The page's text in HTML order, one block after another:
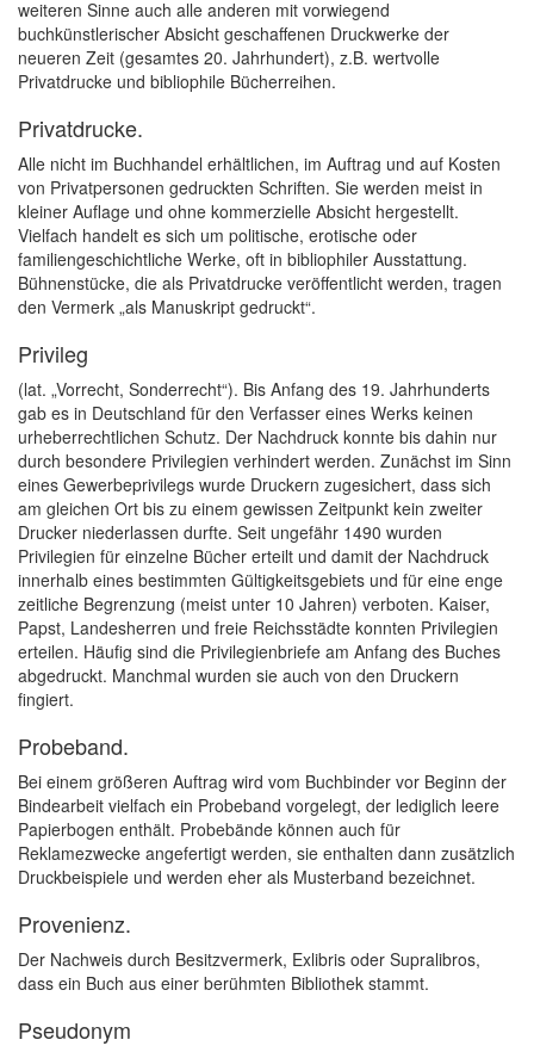
weiteren Sinne auch alle anderen mit vorwiegend
buchkünstlerischer Absicht geschaffenen Druckwerke der
neueren Zeit (gesamtes 20. Jahrhundert), z.B. wertvolle
Privatdrucke und bibliophile Bücherreihen.
Privatdrucke.
Alle nicht im Buchhandel erhältlichen, im Auftrag und auf Kosten
von Privatpersonen gedruckten Schriften. Sie werden meist in
kleiner Auflage und ohne kommerzielle Absicht hergestellt.
Vielfach handelt es sich um politische, erotische oder
familiengeschichtliche Werke, oft in bibliophiler Ausstattung.
Bühnenstücke, die als Privatdrucke veröffentlicht werden, tragen
den Vermerk „als Manuskript gedruckt“.
Privileg
(lat. „Vorrecht, Sonderrecht“). Bis Anfang des 19. Jahrhunderts
gab es in Deutschland für den Verfasser eines Werks keinen
urheberrechtlichen Schutz. Der Nachdruck konnte bis dahin nur
durch besondere Privilegien verhindert werden. Zunächst im Sinn
eines Gewerbeprivilegs wurde Druckern zugesichert, dass sich
am gleichen Ort bis zu einem gewissen Zeitpunkt kein zweiter
Drucker niederlassen durfte. Seit ungefähr 1490 wurden
Privilegien für einzelne Bücher erteilt und damit der Nachdruck
innerhalb eines bestimmten Gültigkeitsgebiets und für eine enge
zeitliche Begrenzung (meist unter 10 Jahren) verboten. Kaiser,
Papst, Landesherren und freie Reichsstädte konnten Privilegien
erteilen. Häufig sind die Privilegienbriefe am Anfang des Buches
abgedruckt. Manchmal wurden sie auch von den Druckern
fingiert.
Probeband.
Bei einem größeren Auftrag wird vom Buchbinder vor Beginn der
Bindearbeit vielfach ein Probeband vorgelegt, der lediglich leere
Papierbogen enthält. Probebände können auch für
Reklamezwecke angefertigt werden, sie enthalten dann zusätzlich
Druckbeispiele und werden eher als Musterband bezeichnet.
Provenienz.
Der Nachweis durch Besitzvermerk, Exlibris oder Supralibros,
dass ein Buch aus einer berühmten Bibliothek stammt.
Pseudonym